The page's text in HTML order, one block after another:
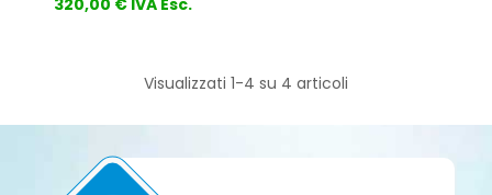
Visualizzati 1-4 su 4 articoli